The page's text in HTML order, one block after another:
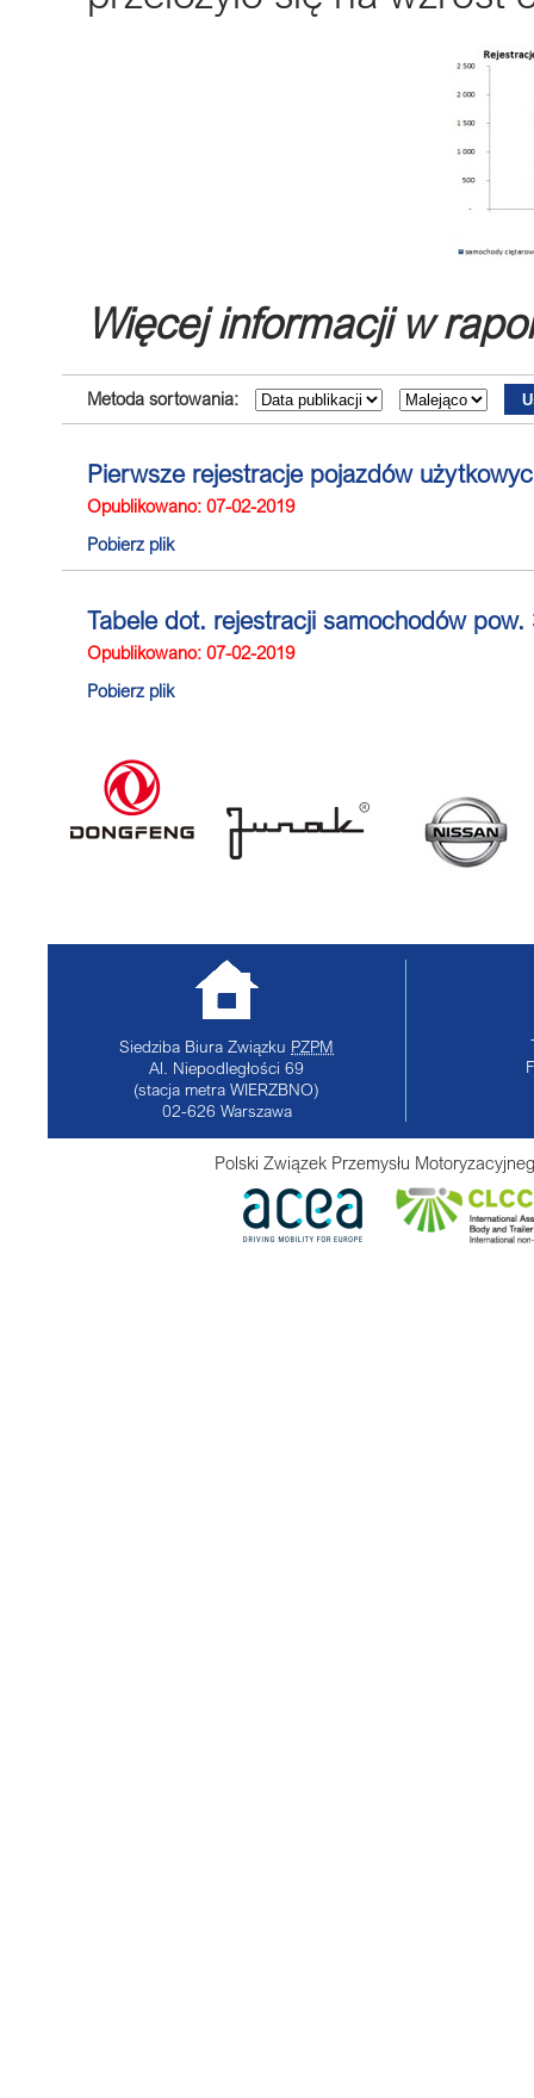
Więcej informacji w
Metoda sortowania:
Pierwsze rejestracje pojazdów
Opublikowano: 07-02-2019
Pobierz plik
Tabele dot. rejestracji samochodów
Opublikowano: 07-02-2019
Pobierz plik
Siedziba Biura Związku PZPM
Al. Niepodległości 69
(stacja metra WIERZBNO)
02-626 Warszawa
Polski Związek Przemysłu